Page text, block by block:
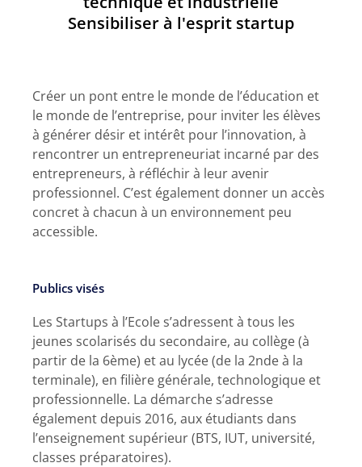
Sensibiliser à l'esprit startup
Créer un pont entre le monde de l’éducation et
le monde de l’entreprise, pour inviter les élèves
à générer désir et intérêt pour l’innovation, à
rencontrer un entrepreneuriat incarné par des
entrepreneurs, à réfléchir à leur avenir
professionnel. C’est également donner un accès
concret à chacun à un environnement peu
accessible.
Publics visés
Les Startups à l’Ecole s’adressent à tous les
jeunes scolarisés du secondaire, au collège (à
partir de la 6ème) et au lycée (de la 2nde à la
terminale), en filière générale, technologique et
professionnelle. La démarche s’adresse
également depuis 2016, aux étudiants dans
l’enseignement supérieur (BTS, IUT, université,
classes préparatoires).